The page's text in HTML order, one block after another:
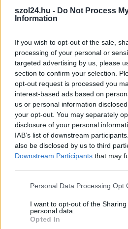
szol24.hu - Do Not Process
Information
If you wish to opt-out of the sale,
processing of your personal or
targeted advertising by us, please
section to confirm your selection.
opt-out request is processed you
interest-based ads based on
us or personal information
your opt-out. You may separately
disclosure of your personal
IAB’s list of downstream
also be disclosed by us to third
Downstream Participants that may
Please note that this website/app
not limited to your visit or usage
grant or deny consent to Google
use your data for below specified
Personal Data Processing Opt
I want to opt-out of the
personal data.
Opted In
gyásznapunkon, november 4-én
oldalán egy bejegyzésben, hogy
nem hős, hanem bolond!”. Somkuti
kitették a Lánczi Tamás vezette
TOVÁBB OLVASOM
Magyarország 1956,facebook,
somkuti bálint,szuverenitásvédelmi hivatal,
Furcsa: a HungaroMet
tűzijáték napján nem